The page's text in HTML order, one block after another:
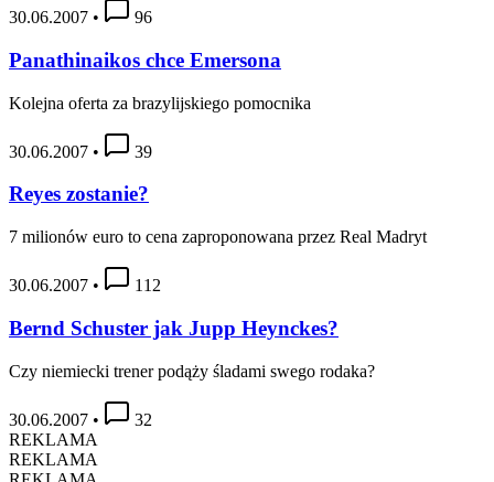
30.06.2007 • 96
Panathinaikos chce Emersona
Kolejna oferta za brazylijskiego pomocnika
30.06.2007 • 39
Reyes zostanie?
7 milionów euro to cena zaproponowana przez Real Madryt
30.06.2007 • 112
Bernd Schuster jak Jupp Heynckes?
Czy niemiecki trener podąży śladami swego rodaka?
30.06.2007 •
32
REKLAMA
REKLAMA